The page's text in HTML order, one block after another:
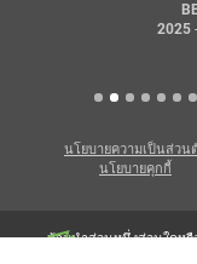
2025
นโยบายความเป็นส่วน
นโยบายคุกกี้
ห้ามนำส่วนหนึ่งส่วนใดห